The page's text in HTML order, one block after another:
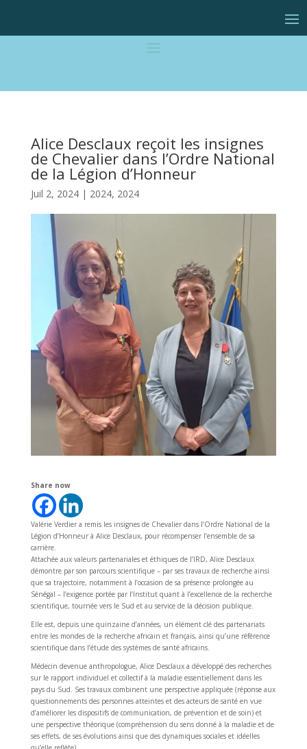
Alice Desclaux reçoit les insignes
de Chevalier dans l’Ordre National
de la Légion d’Honneur
Juil 2, 2024| 2024, 2024
Share now
Valérie Verdier a remis les insignes de Chevalier dans l’Ordre National de la
Légion d’Honneur à Alice Desclaux, pour récompenser l’ensemble de sa
carrière.
Attachée aux valeurs partenariales et éthiques de l’IRD, Alice Desclaux
démontre par son parcours scientifique – par ses travaux de recherche ainsi
que sa trajectoire, notamment à l’occasion de sa présence prolongée au
Sénégal – l’exigence portée par l’Institut quant à l’excellence de la recherche
scientifique, tournée vers le Sud et au service de la décision publique.
Elle est, depuis une quinzaine d’années, un élément clé des partenariats
entre les mondes de la recherche africain et français, ainsi qu’une référence
scientifique dans l’étude des systèmes de santé africains.
Médecin devenue anthropologue, Alice Desclaux a développé des recherches
sur le rapport individuel et collectif à la maladie essentiellement dans les
pays du Sud. Ses travaux combinent une perspective appliquée (réponse aux
questionnements des personnes atteintes et des acteurs de santé en vue
d’améliorer les dispositifs de communication, de prévention et de soin) et
une perspective théorique (compréhension du sens donné à la maladie et de
ses effets, de ses évolutions ainsi que des dynamiques sociales et idéelles